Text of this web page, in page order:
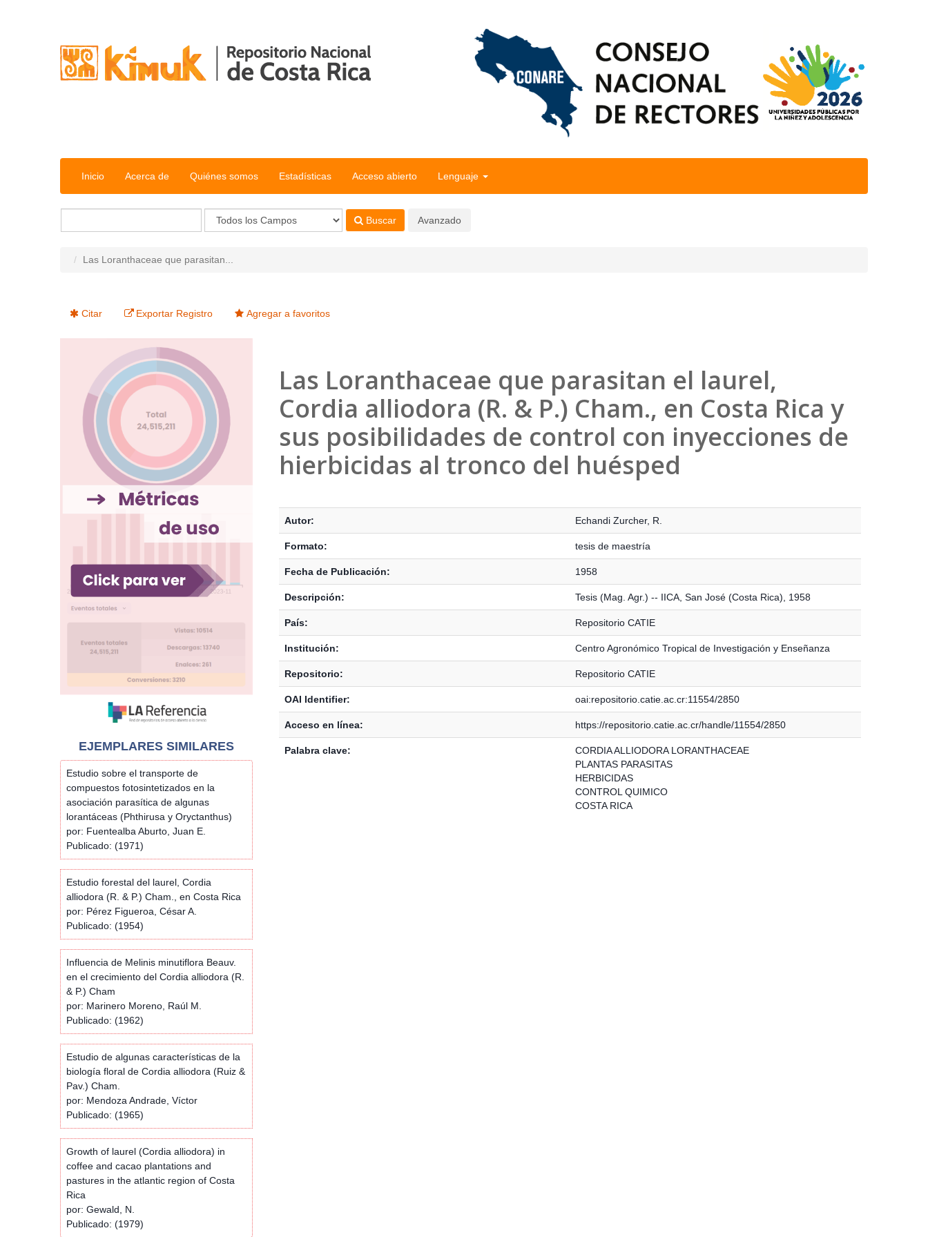
Inicio Acerca de Quiénes somos Estadísticas Acceso abierto Lenguaje
Buscar Avanzado
Las Loranthaceae que parasitan...
Citar Exportar Registro Agregar a favoritos
Las Loranthaceae que parasitan el laurel,
Cordia alliodora (R. & P.) Cham., en Costa Rica y
sus posibilidades de control con inyecciones de
hierbicidas al tronco del huésped
Autor: Echandi Zurcher, R.
Formato: tesis de maestría
Fecha de Publicación: 1958
Descripción: Tesis (Mag. Agr.) -- IICA, San José (Costa Rica), 1958
País: Repositorio CATIE
Institución: Centro Agronómico Tropical de Investigación y Enseñanza
Repositorio: Repositorio CATIE
OAI Identifier: oai:repositorio.catie.ac.cr:11554/2850
Acceso en línea: https://repositorio.catie.ac.cr/handle/11554/2850
Palabra clave:
CORDIA ALLIODORA LORANTHACEAE
PLANTAS PARASITAS
HERBICIDAS
CONTROL QUIMICO
COSTA RICA
EJEMPLARES SIMILARES
Estudio sobre el transporte de
compuestos fotosintetizados en la
asociación parasítica de algunas
lorantáceas (Phthirusa y Oryctanthus)
por: Fuentealba Aburto, Juan E.
Publicado: (1971)
Estudio forestal del laurel, Cordia
alliodora (R. & P.) Cham., en Costa Rica
por: Pérez Figueroa, César A.
Publicado: (1954)
Influencia de Melinis minutiflora Beauv.
en el crecimiento del Cordia alliodora (R.
& P.) Cham
por: Marinero Moreno, Raúl M.
Publicado: (1962)
Estudio de algunas características de la
biología floral de Cordia alliodora (Ruiz &
Pav.) Cham.
por: Mendoza Andrade, Víctor
Publicado: (1965)
Growth of laurel (Cordia alliodora) in
coffee and cacao plantations and
pastures in the atlantic region of Costa
Rica
por: Gewald, N.
Publicado: (1979)